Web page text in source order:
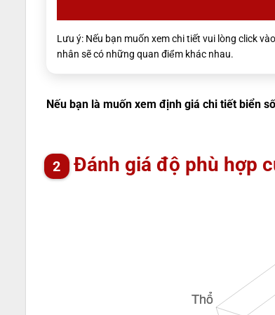
Lưu ý: Nếu bạn muốn xem chi tiết vui lòng click vào
nhân sẽ có những quan điểm khác nhau.
Nếu bạn là muốn xem định giá chi tiết biển
Đánh giá độ phù hợp